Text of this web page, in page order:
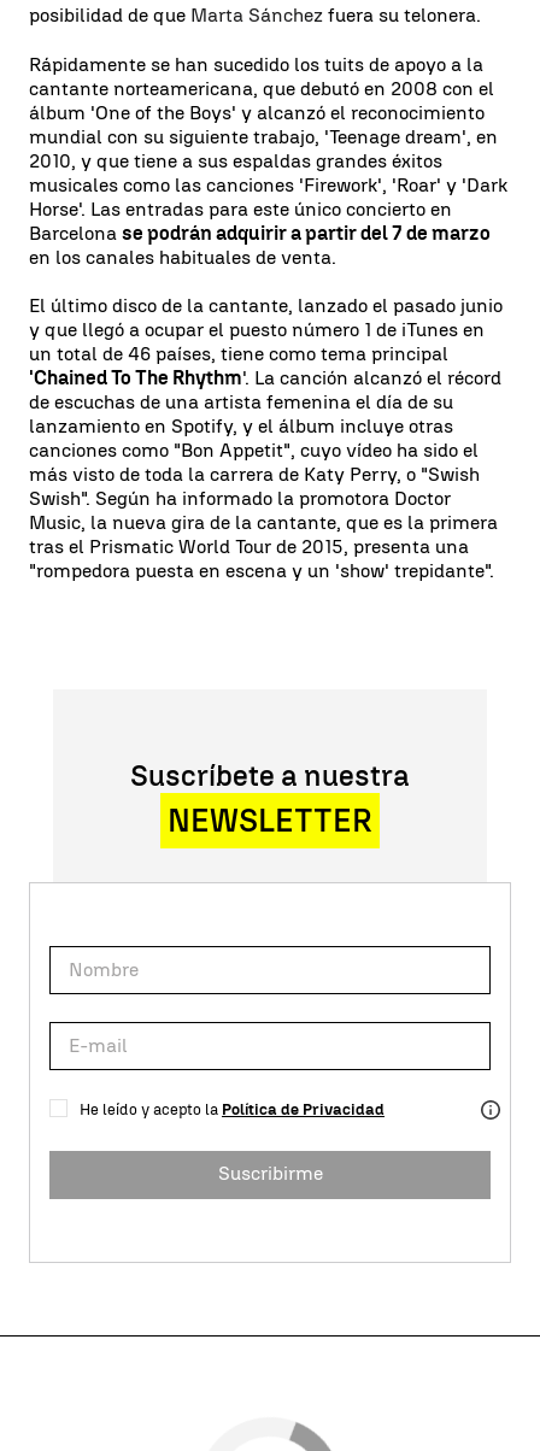
posibilidad de que Marta Sánchez fuera su telonera.
Rápidamente se han sucedido los tuits de apoyo a la
cantante norteamericana, que debutó en 2008 con el
álbum 'One of the Boys' y alcanzó el reconocimiento
mundial con su siguiente trabajo, 'Teenage dream', en
2010, y que tiene a sus espaldas grandes éxitos
musicales como las canciones 'Firework', 'Roar' y 'Dark
Horse'. Las entradas para este único concierto en
Barcelona se podrán adquirir a partir del 7 de marzo
en los canales habituales de venta.
El último disco de la cantante, lanzado el pasado junio
y que llegó a ocupar el puesto número 1 de iTunes en
un total de 46 países, tiene como tema principal
'Chained To The Rhythm'. La canción alcanzó el récord
de escuchas de una artista femenina el día de su
lanzamiento en Spotify, y el álbum incluye otras
canciones como "Bon Appetit", cuyo vídeo ha sido el
más visto de toda la carrera de Katy Perry, o "Swish
Swish". Según ha informado la promotora Doctor
Music, la nueva gira de la cantante, que es la primera
tras el Prismatic World Tour de 2015, presenta una
"rompedora puesta en escena y un 'show' trepidante".
Suscríbete a nuestra
NEWSLETTER
He leído y acepto la Política de Privacidad
Suscribirme